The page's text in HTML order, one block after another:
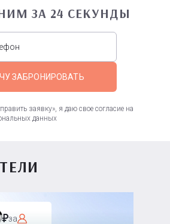
ЗА 24 СЕКУНДЫ
ЗАБРОНИРОВАТЬ
заявку», я даю свое согласие на
данных
за